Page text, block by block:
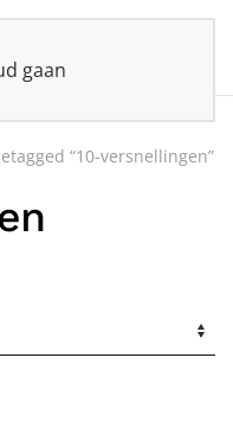
gaan
“10-versnellingen”